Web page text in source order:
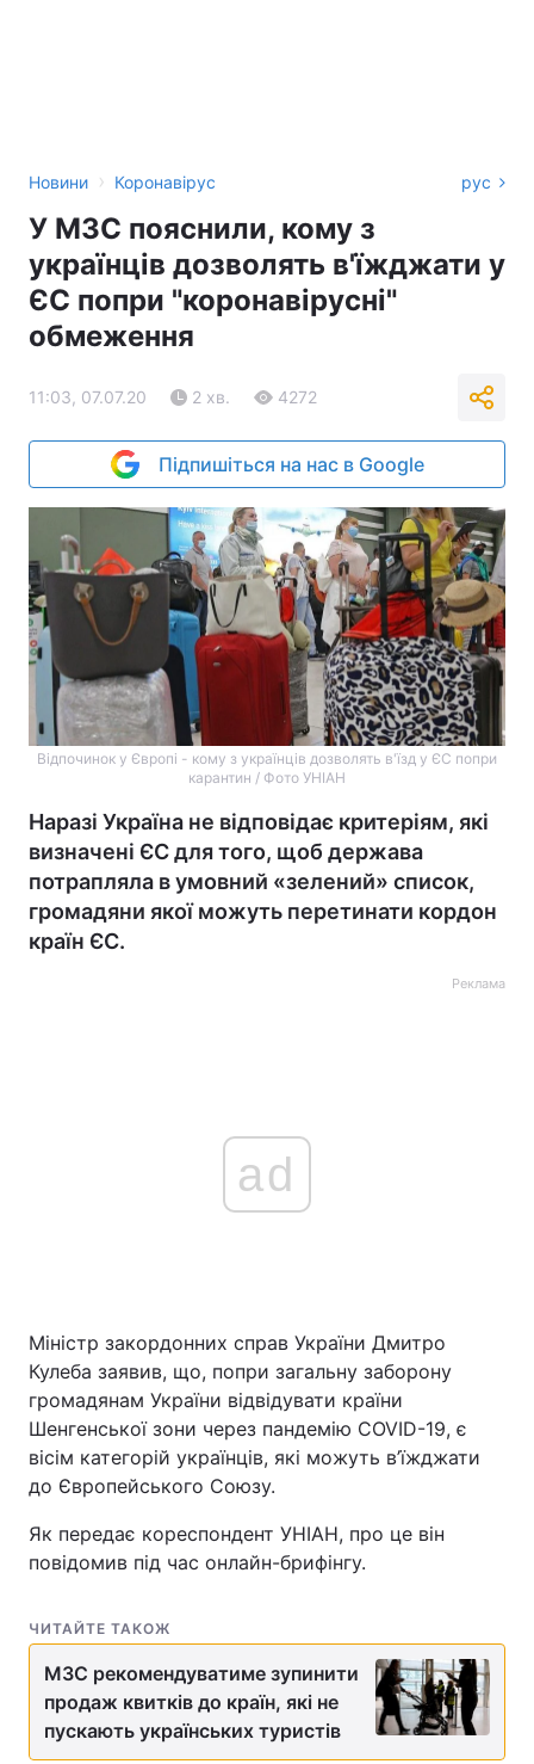
Новини › Коронавірус рус
У МЗС пояснили, кому з
українців дозволять в'їжджати у
ЄС попри "коронавірусні"
обмеження
11:03, 07.07.20 2 хв. 4272
Підпишіться на нас в Google
Відпочинок у Європі - кому з українців дозволять в'їзд у ЄС попри
карантин / Фото УНІАН
Наразі Україна не відповідає критеріям, які
визначені ЄС для того, щоб держава
потрапляла в умовний «зелений» список,
громадяни якої можуть перетинати кордон
країн ЄС.
Реклама
ad
Міністр закордонних справ України Дмитро
Кулеба заявив, що, попри загальну заборону
громадянам України відвідувати країни
Шенгенської зони через пандемію COVID-19, є
вісім категорій українців, які можуть в’їжджати
до Європейського Союзу.
Як передає кореспондент УНІАН, про це він
повідомив під час онлайн-брифінгу.
ЧИТАЙТЕ ТАКОЖ
МЗС рекомендуватиме зупинити
продаж квитків до країн, які не
пускають українських туристів